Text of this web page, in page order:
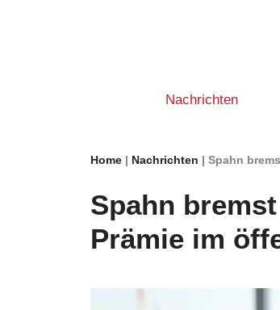
Nachrichten
Home | Nachrichten | Spahn
Spahn
Prämie im